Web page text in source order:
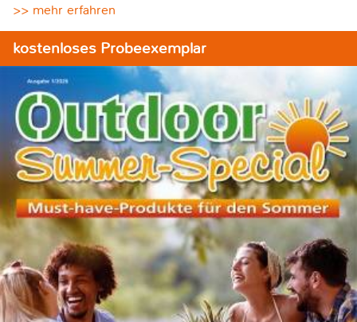
>> mehr erfahren
kostenloses Probeexemplar